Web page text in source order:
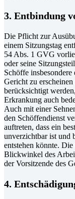
3. Entbindung
Die Pflicht zur
einem Sitzungstag
54 Abs. 1 GVG
oder seine
Schöffe
Gericht zu
berücksichtigt
Erkrankung auch
Auch mit einer
den Schöffendienst
auftreten, dass ein
unverzichtbar ist und
entstehen könnte.
Blickwinkel des
der Vorsitzende des
4.